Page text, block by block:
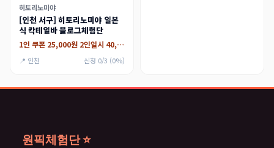
히토리노미야
[인천 서구] 히토리노미야 일본
식 칵테일바 블로그체험단
1인 쿠폰 25,000원 2인일시 40,000원
📍 인천 신청 0/3 (0%)
원픽체험단 ⭐